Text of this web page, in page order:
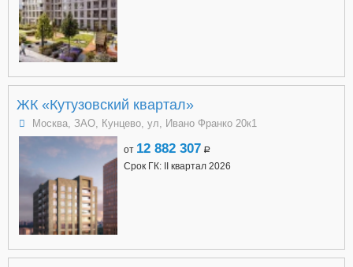
ЖК «Кутузовский квартал»
Москва, ЗАО, Кунцево, ул, Ивано Франко 20к1
от 12 882 307 a
Срок ГК: II квартал 2026